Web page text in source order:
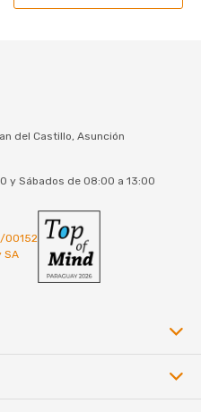
del Castillo, Asunción
y Sábados de 08:00 a 13:00
00152
SA